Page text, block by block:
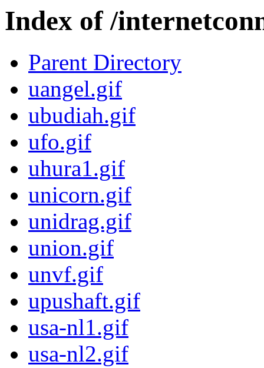
Index of /
Parent Directory
uangel.gif
ubudiah.gif
ufo.gif
uhura1.gif
unicorn.gif
unidrag.gif
union.gif
unvf.gif
upushaft.gif
usa-nl1.gif
usa-nl2.gif